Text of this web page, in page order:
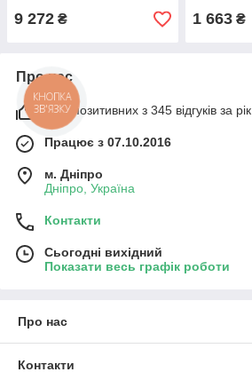
майданчика кафе
9 272 ₴ 1 663₴
Про нас
98% позитивних з 345 відгуків за рік
Працює з 07.10.2016
м. Дніпро
Дніпро, Україна
Контакти
Сьогодні вихідний
Показати весь графік роботи
Про нас
Контакти
КНОПКА
ЗВ'ЯЗКУ